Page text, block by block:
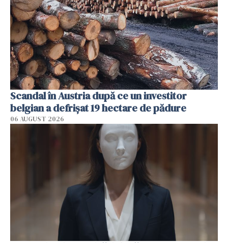
Scandal în Austria după ce un investitor
belgian a defrișat 19 hectare de pădure
06 AUGUST 2026